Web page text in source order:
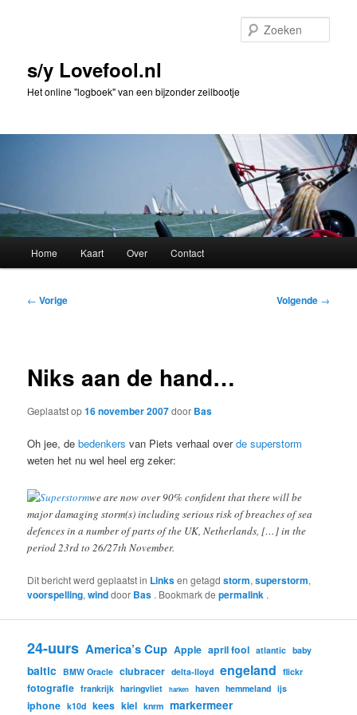
inhouds/y Lovefool.nl
Het online "logboek" van een bijzonder zeilbootje
Home Kaart Over Contact
Bericht
← Vorige Volgende →
Niks aan de hand…
Geplaatst op16 november 2007door Bas
Oh jee, debedenkers van Piets verhaal overde superstorm
weten het nu wel heel erg zeker:
we are now over 90% confident that there will be
major damaging storm(s) including serious risk of breaches of sea
defences in a number of parts of the UK, Netherlands, […] in the
period 23rd to 26/27th November.
Dit bericht werd geplaatst in Linksen getagdstorm,superstorm,
voorspelling,winddoor Bas . Bookmark depermalink .
24-uurs America’s Cup Apple april fool atlantic baby
baltic BMW Oracle clubracer delta-lloyd engeland flickr
fotografie frankrijk haringvliet harken haven hemmeland ijs
iphone k10d kees kiel knrm markermeer